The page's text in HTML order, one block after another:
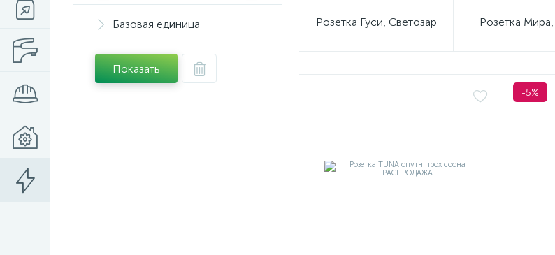
Базовая единица
Показать
Розетка Гуси, Светозар Розетка
-5%